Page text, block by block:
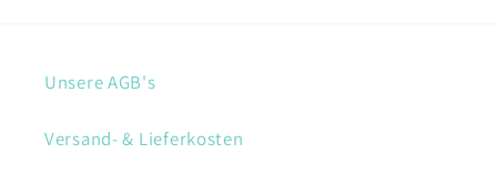
Unsere AGB's
Versand- & Lieferkosten